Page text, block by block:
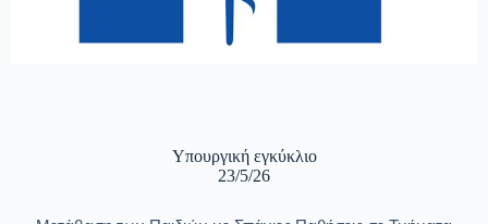
Υπουργική εγκύκλιο
23/5/26